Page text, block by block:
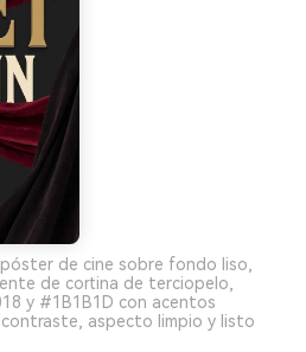
de cine sobre fondo liso,
de cortina de terciopelo,
y #1B1B1D con acentos
aspecto limpio y listo